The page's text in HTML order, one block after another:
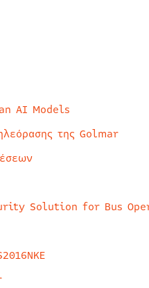
AI Models
της Golmar
Solution for Bus